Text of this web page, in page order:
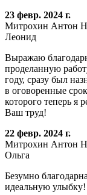
23 февр. 2024 г.
Митрохин Антон
Леонид
Выражаю
проделанную
году, сразу был
в оговоренные
которого теперь я
Ваш труд!
22 февр. 2024 г.
Митрохин Антон
Ольга
Безумно
идеальную улыбку!